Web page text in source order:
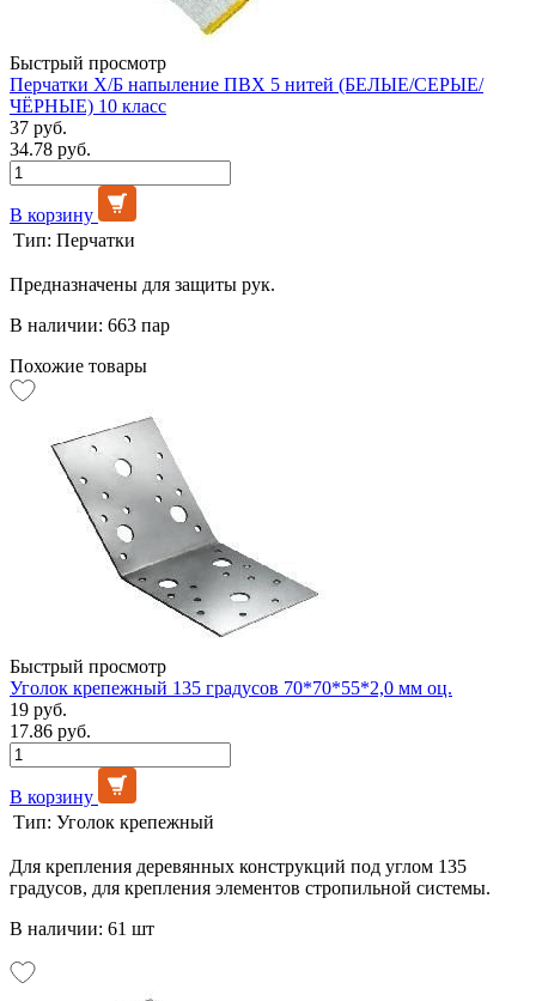
Быстрый просмотр
Перчатки Х/Б напыление ПВХ 5 нитей (БЕЛЫЕ/СЕРЫЕ/
ЧЁРНЫЕ) 10 класс
37 руб.
34.78 руб.
В корзину
Тип: Перчатки
Предназначены для защиты рук.
В наличии: 663 пар
Похожие товары
Быстрый просмотр
Уголок крепежный 135 градусов 70*70*55*2,0 мм оц.
19 руб.
17.86 руб.
В корзину
Тип: Уголок крепежный
Для крепления деревянных конструкций под углом 135
градусов, для крепления элементов стропильной системы.
В наличии: 61 шт